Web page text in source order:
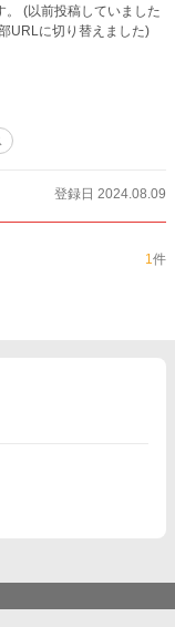
。 (以前投稿していました
URLに切り替えました)
登録日 2024.08.09
1件